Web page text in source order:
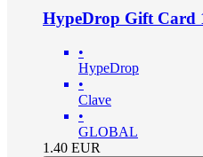
HypeDrop Gift Card
•
HypeDrop
•
Clave
•
GLOBAL
1.40 EUR